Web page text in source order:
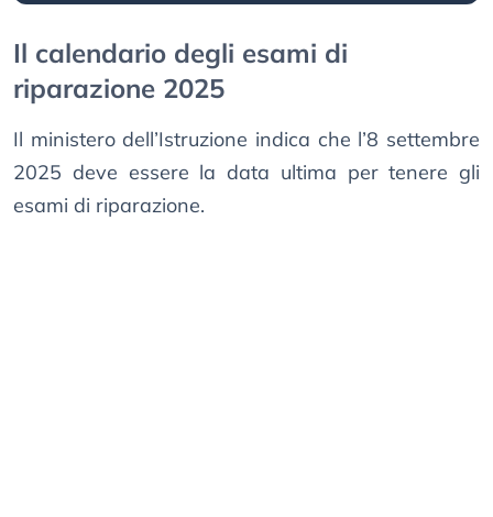
Il calendario degli esami di
riparazione 2025
Il ministero dell’Istruzione indica che l’8 settembre
2025 deve essere la data ultima per tenere gli
esami di riparazione.